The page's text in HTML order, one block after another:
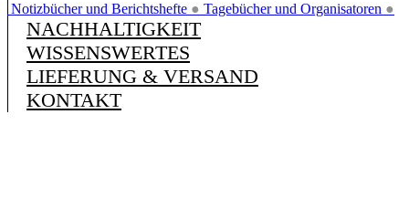
Notizbücher und Berichtshefte ● Tagebücher und Organisatoren ●
NACHHALTIGKEIT
WISSENSWERTES
LIEFERUNG & VERSAND
KONTAKT